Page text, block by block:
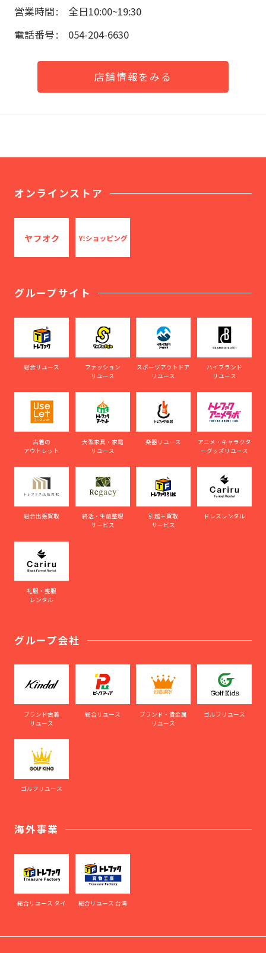
営業時間
全日10:00~19:30
電話番号
054-204-6630
店舗情報をみる
オンラインストア
グループサイト
総合リユース
ファッション
リユース
スポーツアウトドア
リユース
ハイブランド
リユース
古着の
アウトレット
大型家具・家電
リユース
楽器リユース
アニメ・キャラクタ
ーグッズリユース
総合出張買取
終活・生前整理
サービス
引越＋買取
サービス
ドレスレンタル
礼服・喪服
レンタル
グループ会社
ブランド古着
リユース
総合リユース
ブランド・貴金属
リユース
ゴルフリユース
ゴルフリユース
海外事業
総合リユース タイ 総合リユース 台湾